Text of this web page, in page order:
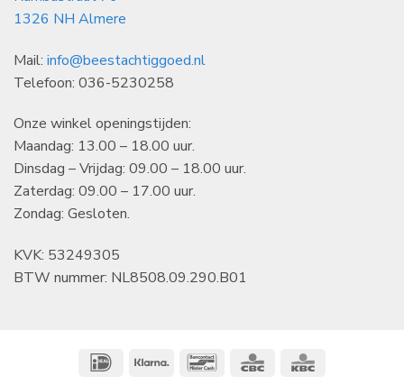
1326 NH Almere
Mail: info@beestachtiggoed.nl
Telefoon: 036-5230258
Onze winkel openingstijden:
Maandag: 13.00 – 18.00 uur.
Dinsdag – Vrijdag: 09.00 – 18.00 uur.
Zaterdag: 09.00 – 17.00 uur.
Zondag: Gesloten.
KVK: 53249305
BTW nummer: NL8508.09.290.B01
IDeal Klarna BancontactCBC